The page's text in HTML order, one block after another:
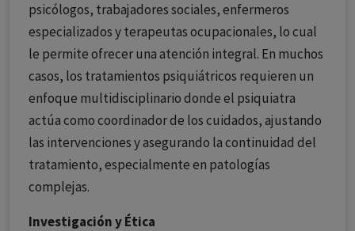
psicólogos, trabajadores sociales, enfermeros
especializados y terapeutas ocupacionales, lo cual
le permite ofrecer una atención integral. En muchos
casos, los tratamientos psiquiátricos requieren un
enfoque multidisciplinario donde el psiquiatra
actúa como coordinador de los cuidados, ajustando
las intervenciones y asegurando la continuidad del
tratamiento, especialmente en patologías
complejas.
Investigación y Ética